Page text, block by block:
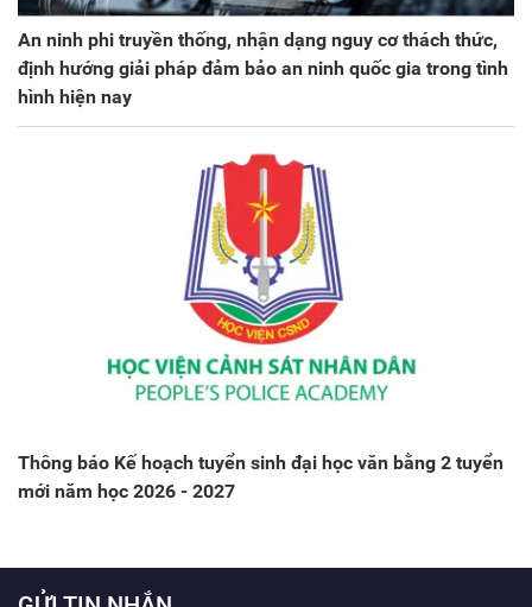
An ninh phi truyền thống, nhận dạng nguy cơ thách thức,
định hướng giải pháp đảm bảo an ninh quốc gia trong tình
hình hiện nay
Thông báo Kế hoạch tuyển sinh đại học văn bằng 2 tuyển
mới năm học 2026 - 2027